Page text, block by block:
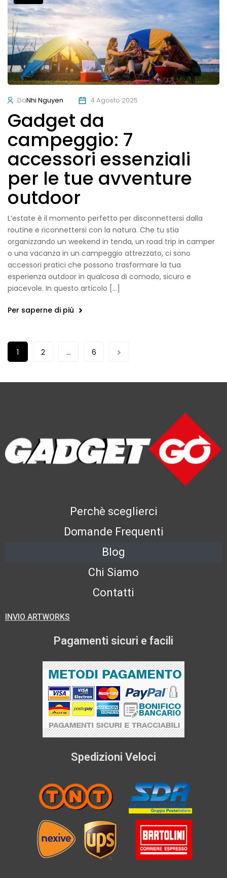
DaNhi Nguyen 4 Agosto 2025
Gadget da
campeggio: 7
accessori essenziali
per le tue avventure
outdoor
L’estate è il momento perfetto per disconnettersi dalla
routine e riconnettersi con la natura. Che tu stia
organizzando un weekend in tenda, un road trip in camper
o una vacanza in un campeggio attrezzato, ci sono
accessori pratici che possono trasformare la tua
esperienza outdoor in qualcosa di comodo, sicuro e
piacevole. In questo articolo […]
Per saperne di più
1 2 … 6
Perchè sceglierci
Domande Frequenti
Blog
Chi Siamo
Contatti
INVIO ARTWORKS
Pagamenti sicuri e facili
Spedizioni Veloci